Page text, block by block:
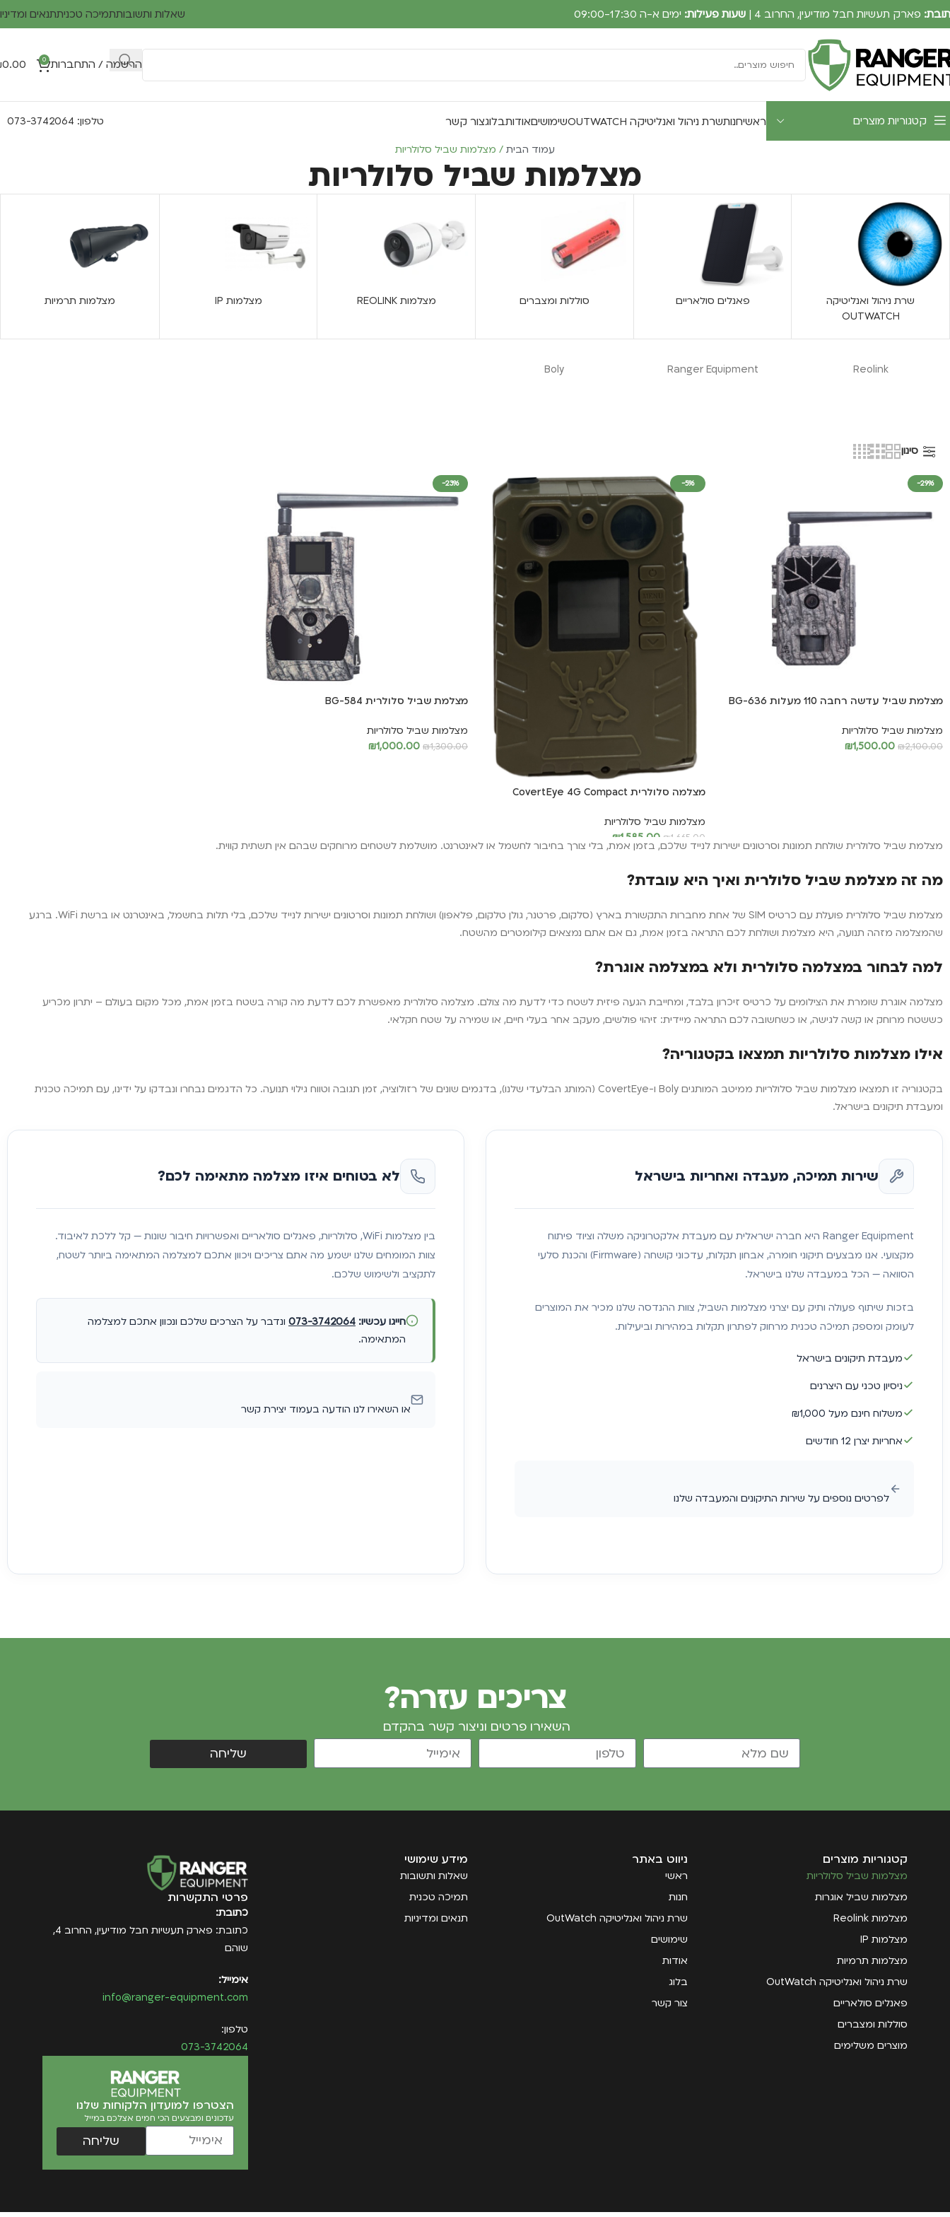
פארק תעשיות חבל מודיעין, החרוב 4 | שעות פעילות: ימים א-ה 09:00-17:30 שאלות ותשובותתמיכה טכניתתנאים
הרשמה / התחברות 0
0.00
קטגוריות מוצרים ראשיחנותשרת ניהול ואנליטיקה OUTWATCH שימושיםאודותבלוגצור קשר טלפון: 073-3742064
עמוד הבית מצלמות שביל סלולריות
מצלמות שביל סלולריות
שרת ניהול ואנליטיקה
OUTWATCH
פאנלים סולאריים סוללות ומצברים מצלמות REOLINK מצלמות IP מצלמות תרמיות
Reolink
Ranger Equipment
Boly
סינון
-29%
מצלמת שביל עדשה רחבה 110 מעלות BG-636
מצלמות שביל סלולריות
₪2,100.00
₪1,500.00
-5%
מצלמה סלולרית CovertEye 4G Compact
מצלמות שביל סלולריות
₪1,665.00
₪1,585.00
-23%
מצלמת שביל סלולרית BG-584
מצלמות שביל סלולריות
₪1,300.00
₪1,000.00
מצלמת שביל סלולרית שולחת תמונות וסרטונים ישירות לנייד שלכם, בזמן אמת, בלי צורך בחיבור לחשמל או לאינטרנט. מושלמת לשטחים מרוחקים שבהם אין תשתית קווית.
מה זה מצלמת שביל סלולרית ואיך היא עובדת?
מצלמת שביל סלולרית פועלת עם כרטיס SIM של אחת מחברות התקשורת בארץ (סלקום, פרטנר, גולן טלקום, פלאפון) ושולחת תמונות וסרטונים ישירות לנייד שלכם, בלי תלות בחשמל, באינטרנט או ברשת WiFi. ברגע
שהמצלמה מזהה תנועה, היא מצלמת ושולחת לכם התראה בזמן אמת, גם אם אתם נמצאים קילומטרים מהשטח.
למה לבחור במצלמה סלולרית ולא במצלמה אוגרת?
מצלמה אוגרת שומרת את הצילומים על כרטיס זיכרון בלבד, ומחייבת הגעה פיזית לשטח כדי לדעת מה צולם. מצלמה סלולרית מאפשרת לכם לדעת מה קורה בשטח בזמן אמת, מכל מקום בעולם – יתרון מכריע
כששטח מרוחק או קשה לגישה, או כשחשובה לכם התראה מיידית: זיהוי פולשים, מעקב אחר בעלי חיים, או שמירה על שטח חקלאי.
אילו מצלמות סלולריות תמצאו בקטגוריה?
בקטגוריה זו תמצאו מצלמות שביל סלולריות ממיטב המותגים Boly ו-CovertEye (המותג הבלעדי שלנו), בדגמים שונים של רזולוציה, זמן תגובה וטווח גילוי תנועה. כל הדגמים נבחרו ונבדקו על ידינו, עם תמיכה טכנית
ומעבדת תיקונים בישראל.
שירות תמיכה, מעבדה ואחריות בישראל
Ranger Equipment היא חברה ישראלית עם מעבדת אלקטרוניקה משלה וציוד פיתוח
מקצועי. אנו מבצעים תיקוני חומרה, אבחון תקלות, עדכוני קושחה (Firmware) והכנת סלעי
הסוואה — הכל במעבדה שלנו בישראל.
בזכות שיתוף פעולה ותיק עם יצרני מצלמות השביל, צוות ההנדסה שלנו מכיר את המוצרים
לעומק ומספק תמיכה טכנית מרחוק לפתרון תקלות במהירות וביעילות.
מעבדת תיקונים בישראל
ניסיון טכני עם היצרנים
משלוח חינם מעל ₪1,000
אחריות יצרן 12 חודשים
לפרטים נוספים על שירות התיקונים והמעבדה שלנו
לא בטוחים איזו מצלמה מתאימה לכם?
בין מצלמות WiFi, סלולריות, פאנלים סולאריים ואפשרויות חיבור שונות — קל ללכת לאיבוד.
צוות המומחים שלנו ישמע מה אתם צריכים ויכוון אתכם למצלמה המתאימה ביותר לשטח,
לתקציב ולשימוש שלכם.
חייגו עכשיו: 073-3742064 ונדבר על הצרכים שלכם ונכוון אתכם למצלמה
המתאימה.
או השאירו לנו הודעה בעמוד יצירת קשר
שליחה
צריכים עזרה?
השאירו פרטים וניצור קשר בהקדם
קטגוריות מוצרים
מצלמות שביל סלולריות
מצלמות שביל אוגרות
מצלמות Reolink
מצלמות IP
מצלמות תרמיות
שרת ניהול ואנליטיקה OutWatch
פאנלים סולאריים
סוללות ומצברים
מוצרים משלימים
ניווט באתר
ראשי
חנות
שרת ניהול ואנליטיקה OutWatch
שימושים
אודות
בלוג
צור קשר
מידע שימושי
שאלות ותשובות
תמיכה טכנית
תנאים ומדיניות
פרטי התקשרות
כתובת:
כתובת: פארק תעשיות חבל מודיעין, החרוב 4,
שוהם
אימייל:
info@ranger-equipment.com
טלפון:
073-3742064
הצטרפו למועדון הלקוחות שלנו
עדכונים ומבצעים הכי חמים אצלכם במייל
שליחה